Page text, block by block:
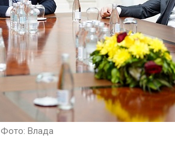
Фото: Влада